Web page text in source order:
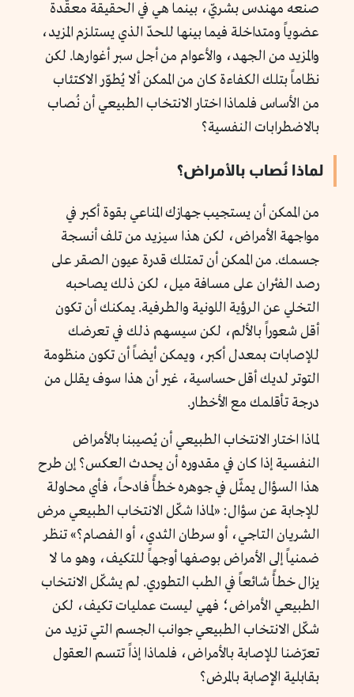
صنعه مهندس بشريّ، بينما هي في الحقيقة معقّدة
عضوياً ومتداخلة فيما بينها للحدّ الذي يستلزم المزيد،
والمزيد من الجهد، والأعوام من أجل سبر أغوارها. لكن
نظاماً بتلك الكفاءة كان من الممكن ألا يُطوّر الاكتئاب
من الأساس فلماذا اختار الانتخاب الطبيعي أن نُصاب
بالاضطرابات النفسية؟
لماذا نُصاب بالأمراض؟
من الممكن أن يستجيب جهازك المناعي بقوة أكبر في
مواجهة الأمراض، لكن هذا سيزيد من تلف أنسجة
جسمك. من الممكن أن تمتلك قدرة عيون الصقر على
رصد الفئران على مسافة ميل، لكن ذلك يصاحبه
التخلي عن الرؤية اللونية والطرفية. يمكنك أن تكون
أقل شعوراً بالألم، لكن سيسهم ذلك في تعرضك
للإصابات بمعدل أكبر، ويمكن أيضاً أن تكون منظومة
التوتر لديك أقل حساسية، غير أن هذا سوف يقلل من
درجة تأقلمك مع الأخطار.
لماذا اختار الانتخاب الطبيعي أن يُصيبنا بالأمراض
النفسية إذا كان في مقدوره أن يحدث العكس؟ إن طرح
هذا السؤال يمثّل في جوهره خطأً فادحاً، فأي محاولة
للإجابة عن سؤال: «لماذا شكّل الانتخاب الطبيعي مرض
الشريان التاجي، أو سرطان الثدي، أو الفصام؟» تنظر
ضمنياً إلى الأمراض بوصفها أوجهاً للتكيف، وهو ما لا
يزال خطأً شائعاً في الطب التطوري. لم يشكّل الانتخاب
الطبيعي الأمراض؛ فهي ليست عمليات تكيف، لكن
شكّل الانتخاب الطبيعي جوانب الجسم التي تزيد من
تعرّضنا للإصابة بالأمراض، فلماذا إذاً تتسم العقول
بقابلية الإصابة بالمرض؟